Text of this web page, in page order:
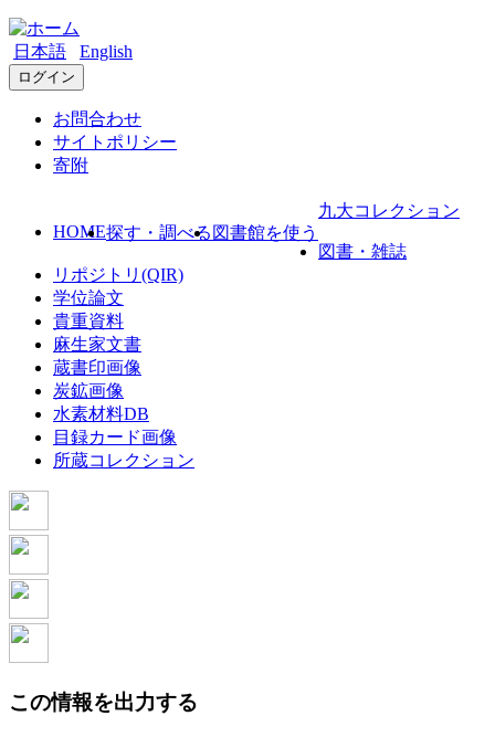
日本語 English
ログイン
お問合わせ
サイトポリシー
寄附
HOME探す・調べる 図書館を使う
九大コレクション
図書・雑誌
リポジトリ(QIR)
学位論文
貴重資料
麻生家文書
蔵書印画像
炭鉱画像
水素材料DB
目録カード画像
所蔵コレクション
この情報を出力する